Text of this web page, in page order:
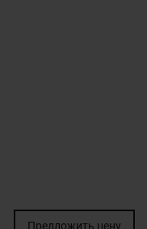
Предложить цену